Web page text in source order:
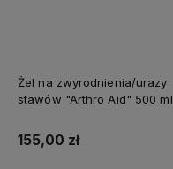
Żel na zwyrodnienia/urazy
stawów "Arthro Aid" 500 ml
155,00 zł